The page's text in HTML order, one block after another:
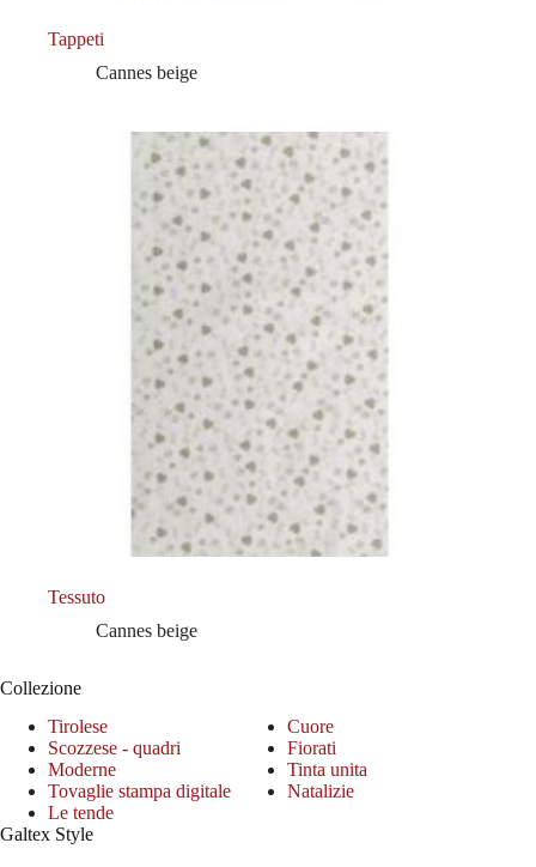
Tappeti
Cannes beige
Tessuto
Cannes beige
Collezione
Tirolese
Cuore
Scozzese - quadri
Fiorati
Moderne
Tinta unita
Tovaglie stampa digitale
Natalizie
Le tende
Galtex Style